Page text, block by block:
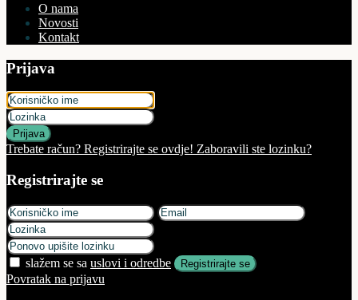
O nama
Novosti
Kontakt
Prijava
Prijava
Trebate račun? Registrirajte se ovdje! Zaboravili ste lozinku?
Registrirajte se
slažem se sa uslovi i odredbe Registrirajte se
Povratak na prijavu